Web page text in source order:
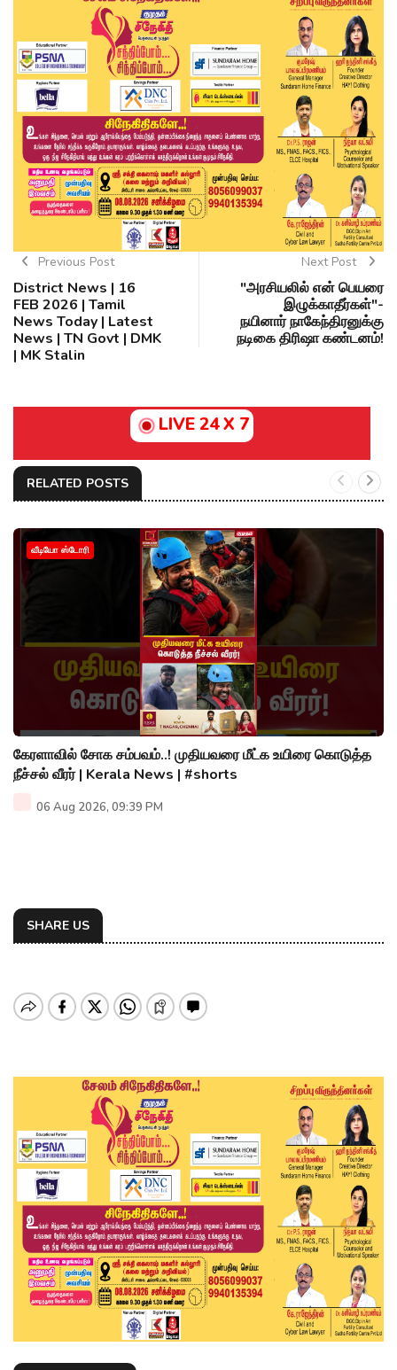
Previous Post
District News | 16
FEB 2026 | Tamil
News Today | Latest
News | TN Govt | DMK
| MK Stalin
Next Post
"அரசியலில் என் பெயரை
இழுக்காதீர்கள்"-
நயினார் நாகேந்திரனுக்கு
நடிகை திரிஷா கண்டனம்!
LIVE 24 X 7
RELATED POSTS
வீடியோ ஸ்டோரி
கேரளாவில் சோக சம்பவம்..! முதியவரை மீட்க உயிரை கொடுத்த
நீச்சல் வீரர் | Kerala News | #shorts
06 Aug 2026, 09:39 PM
SHARE US